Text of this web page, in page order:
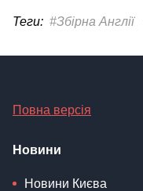
Теги: #Збірна Англії
Повна версія
Новини
Новини Києва